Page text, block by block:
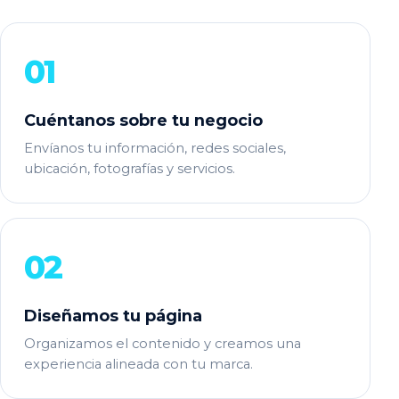
01
Cuéntanos sobre tu negocio
Envíanos tu información, redes sociales,
ubicación, fotografías y servicios.
02
Diseñamos tu página
Organizamos el contenido y creamos una
experiencia alineada con tu marca.